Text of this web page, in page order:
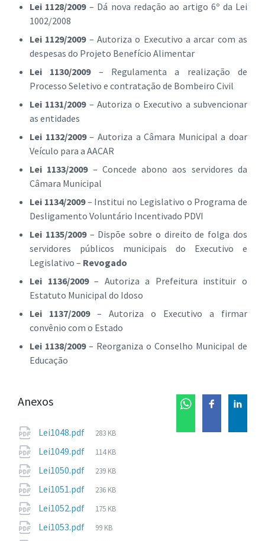
Lei 1128/2009– Dá nova redação ao artigo 6º da Lei
1002/2008
Lei 1129/2009– Autoriza o Executivo a arcar com as
despesas do Projeto Benefício Alimentar
Lei 1130/2009– Regulamenta a realização de
Processo Seletivo e contratação de Bombeiro Civil
Lei 1131/2009– Autoriza o Executivo a subvencionar
as entidades
Lei 1132/2009– Autoriza a Câmara Municipal a doar
Veículo para a AACAR
Lei 1133/2009– Concede abono aos servidores da
Câmara Municipal
Lei 1134/2009– Institui no Legislativo o Programa de
Desligamento Voluntário Incentivado PDVI
Lei 1135/2009– Dispõe sobre o direito de folga dos
servidores públicos municipais do Executivo e
Legislativo – Revogado
Lei 1136/2009– Autoriza a Prefeitura instituir o
Estatuto Municipal do Idoso
Lei 1137/2009– Autoriza o Executivo a firmar
convênio com o Estado
Lei 1138/2009– Reorganiza o Conselho Municipal de
Educação
Anexos
Lei1048.pdf
Tamanho
arquivo:
283 KB
Lei1049.pdf
Tamanho
arquivo:
114 KB
Lei1050.pdf
Tamanho
arquivo:
239 KB
Lei1051.pdf
Tamanho
arquivo:
236 KB
Lei1052.pdf
Tamanho
arquivo:
175 KB
Lei1053.pdf
Tamanho
99 KB